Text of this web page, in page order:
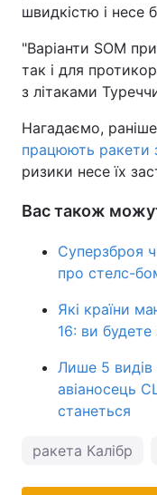
швидкістю і несе
"Варіанти SOM
так і для
з літаками
Нагадаємо,
працюють ракети
ризики несе їх
Вас також
Суперзброя
про стелс-
Які країни
16: ви будете
Лише 5 видів
авіаносець
станеться
ракета Калібр